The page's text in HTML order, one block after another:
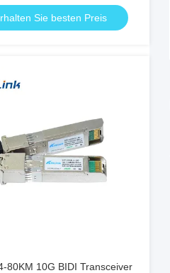
Sie besten Preis
80KM 10G BIDI Transceiver